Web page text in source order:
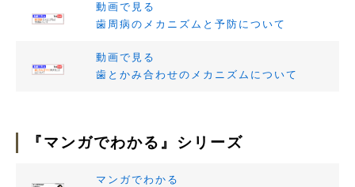
動画で見る
歯周病のメカニズムと予防について
動画で見る
歯とかみ合わせのメカニズムについて
『マンガでわかる』シリーズ
マンガでわかる